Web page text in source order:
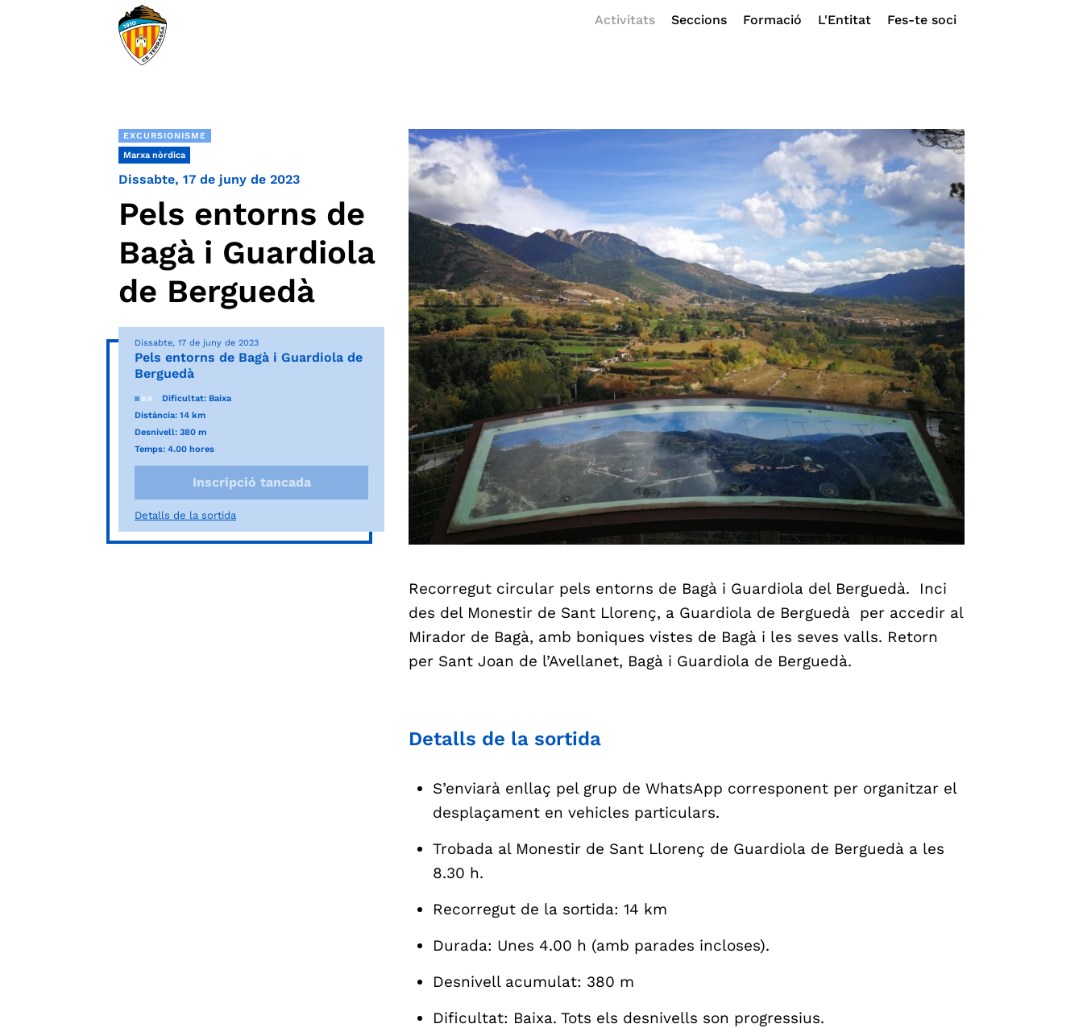
Activitats Seccions Formació L'Entitat Fes-te soci
EXCURSIONISME
Marxa nòrdica
Dissabte, 17 de juny de 2023
Pels entorns de
Bagà i Guardiola
de Berguedà
Dissabte, 17 de juny de 2023
Pels entorns de Bagà i Guardiola de
Berguedà
Dificultat: Baixa
Distància: 14 km
Desnivell: 380 m
Temps: 4.00 hores
Inscripció tancada
Detalls de la sortida
Recorregut circular pels entorns de Bagà i Guardiola del Berguedà. Inci
des del Monestir de Sant Llorenç, a Guardiola de Berguedà per accedir al
Mirador de Bagà, amb boniques vistes de Bagà i les seves valls. Retorn
per Sant Joan de l’Avellanet, Bagà i Guardiola de Berguedà.
Detalls de la sortida
S’enviarà enllaç pel grup de WhatsApp corresponent per organitzar el
desplaçament en vehicles particulars.
Trobada al Monestir de Sant Llorenç de Guardiola de Berguedà a les
8.30 h.
Recorregut de la sortida: 14 km
Durada: Unes 4.00 h (amb parades incloses).
Desnivell acumulat: 380 m
Dificultat: Baixa. Tots els desnivells son progressius.